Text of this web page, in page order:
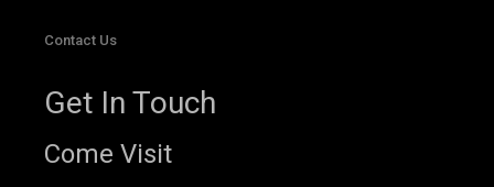
Contact Us
Get In Touch
Come Visit